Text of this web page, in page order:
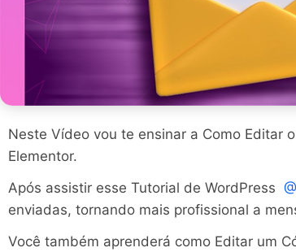
Neste Vídeo vou te ensinar a Como Editar
Elementor.
Após assistir esse Tutorial de WordPress
enviadas, tornando mais profissional a
Você também aprenderá como Editar um